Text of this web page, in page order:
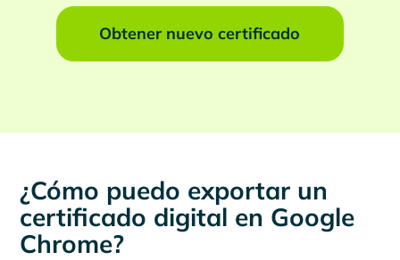
Obtener nuevo certificado
¿Cómo puedo exportar un
certificado digital en Google
Chrome?